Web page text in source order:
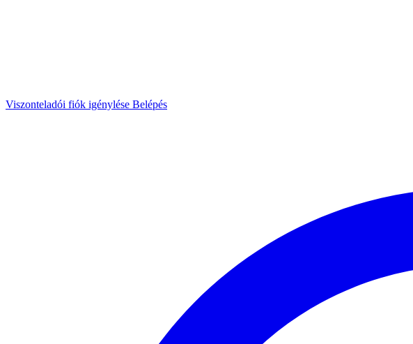
Viszonteladói fiók igénylése Belépés